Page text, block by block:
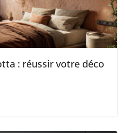
: réussir votre déco